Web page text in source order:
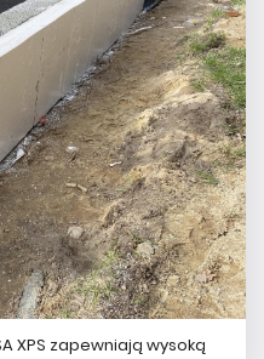
XPS zapewniają wysoką